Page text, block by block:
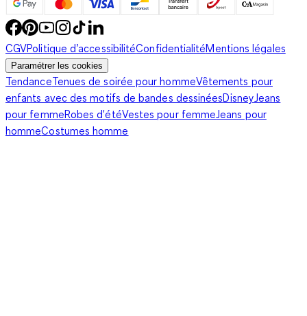
CGVPolitique d’accessibilitéConfidentialitéMentions légales
Paramétrer les cookies
TendanceTenues de soirée pour hommeVêtements pour
enfants avec des motifs de bandes dessinéesDisneyJeans
pour femmeRobes d'étéVestes pour femmeJeans pour
hommeCostumes homme